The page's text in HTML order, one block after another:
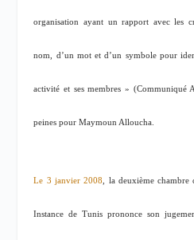
organisation ayant un rapport avec les
nom, d’un mot et d’un symbole pour
activité et ses membres » (Communiqué
peines pour Maymoun Alloucha.
Le 3 janvier 2008 , la deuxième
Instance de Tunis prononce son